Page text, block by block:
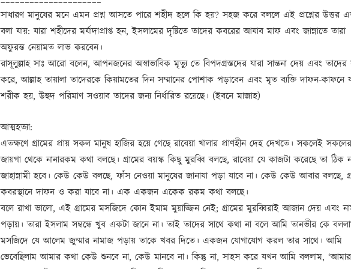
সাধারণ মানুষের মনে এমন প্রশ্ন আসতে পারে শহীদ হলে কি হয়? সহজ করে বললে এই প্রশ্নের উত্তর
বলা যায়: যারা শহীদের মর্যাদাপ্রাপ্ত হন, ইসলামের দৃষ্টিতে তাদের কবরের আযাব মাফ এবং জান্নাতে তারা
অফুরন্ত নেয়ামত লাভ করবেন।
রাসূলুল্লাহ সাঃ আরো বলেন, আপনজনের অস্বাভাবিক মৃত্যু তে বিপদগ্রস্তদের যারা সান্তনা দেয় এবং তাদের
করে, আল্লাহ তায়ালা তাদেরকে কিয়ামতের দিন সম্মানের পোশাক পড়াবেন এবং মৃত ব্যক্তি দাফন-কাফনে
শরীক হয়, উহুদ পরিমাণ সওয়াব তাদের জন্য নির্ধারিত রয়েছে। (ইবনে মাজাহ)
আত্মহত্যা:
এতক্ষণে গ্ৰামের প্রায় সকল মানুষ হাজির হয়ে গেছে রাবেয়া খালার প্রাণহীন দেহ দেখতে। সকলেই সকলের
জায়গা থেকে নানারকম কথা বলছে। গ্ৰামের বয়স্ক কিছু মুরব্বি বলছে, রাবেয়া যে কাজটা করেছে তা ঠিক
জাহান্নামী হবে। কেউ কেউ বলছে, ফাঁস নেওয়া মানুষের জানাযা পড়া যাবে না। কেউ কেউ আবার বলছে,
কবরস্থানে দাফন ও করা যাবে না। এক একজন একেক রকম কথা বলছে।
বলে রাখা ভালো, এই গ্ৰামের মসজিদে কোন ইমাম মুয়াজ্জিন নেই; গ্ৰামের মুরব্বিরাই আজান দেয় এবং
পড়ায়। তারা ইসলাম সম্বন্ধে খুব একটা জানে না। তাই তাদের সাথে কথা না বলে আমি তানভীর কে
মসজিদে যে আলেম জুম্মার নামাজ পড়ায় তাকে খবর দিতে। একজন যোগাযোগ করল তার সাথে। আমি
ভেবেছিলাম আমার কথা কেউ শুনবে না, কেউ মানবে না। কিন্তু না, সাহস করে যখন আমি বললাম,